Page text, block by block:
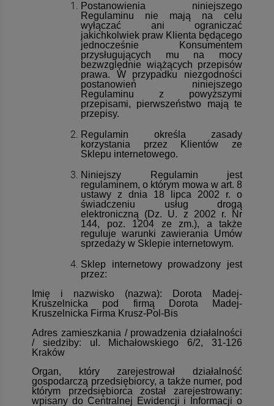
Postanowienia niniejszego
Regulaminu nie mają na celu
wyłączać ani ograniczać
jakichkolwiek praw Klienta będącego
jednocześnie Konsumentem
przysługujących mu na mocy
bezwzględnie wiążących przepisów
prawa. W przypadku niezgodności
postanowień niniejszego
Regulaminu z powyższymi
przepisami, pierwszeństwo mają te
przepisy.
Regulamin określa zasady
korzystania przez Klientów ze
Sklepu internetowego.
Niniejszy Regulamin jest
regulaminem, o którym mowa w art. 8
ustawy z dnia 18 lipca 2002 r. o
świadczeniu usług drogą
elektroniczną (Dz. U. z 2002 r. Nr
144, poz. 1204 ze zm.), a także
reguluje warunki zawierania Umów
sprzedaży w Sklepie internetowym.
Sklep internetowy prowadzony jest
przez:
Imię i nazwisko (nazwa): Dorota Madej-
Kruszelnicka
pod firmą Dorota Madej-
Kruszelnicka Firma Krusz-Pol-Bis
Adres zamieszkania / prowadzenia działalności
/ siedziby: ul. Michałowskiego 6/2, 31-126
Kraków
Organ, który zarejestrował działalność
gospodarczą przedsiębiorcy, a także numer, pod
którym przedsiębiorca został zarejestrowany:
wpisany do Centralnej Ewidencji i Informacji o